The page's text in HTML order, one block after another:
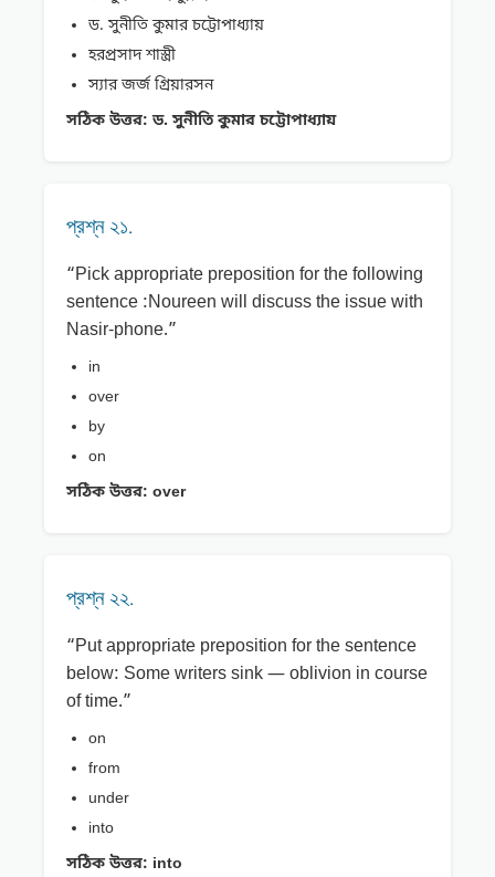
ড. সুনীতি কুমার চট্টোপাধ্যায়
হরপ্রসাদ শাস্ত্রী
স্যার জর্জ গ্রিয়ারসন
সঠিক উত্তর: ড. সুনীতি কুমার চট্টোপাধ্যায়
প্রশ্ন ২১.
“Pick appropriate preposition for the following
sentence :Noureen will discuss the issue with
Nasir-phone.”
in
over
by
on
সঠিক উত্তর: over
প্রশ্ন ২২.
“Put appropriate preposition for the sentence
below: Some writers sink — oblivion in course
of time.”
on
from
under
into
সঠিক উত্তর: into